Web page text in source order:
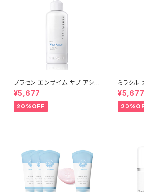
プラセン エンザイム サブ アシッ
ド ウォッシュパウダー 80g |Pla
cen Enzyme Sub-Acid Was
h Powder│毛穴ケア・低刺激・
弱酸性・酵素洗顔【Rene-Cell】
¥5,677
20%OFF
ミラクル
ーム 50g
Calming
l】ルネセ
¥5,677